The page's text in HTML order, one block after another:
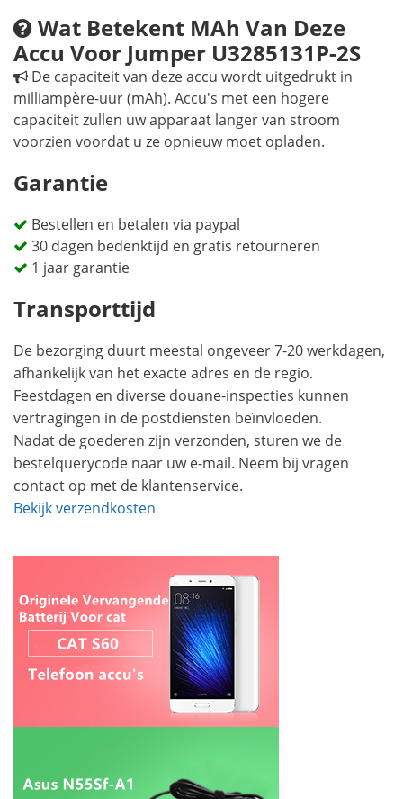
Wat Betekent MAh Van Deze
Accu Voor Jumper U3285131P-2S
De capaciteit van deze accu wordt uitgedrukt in
milliampère-uur (mAh). Accu's met een hogere
capaciteit zullen uw apparaat langer van stroom
voorzien voordat u ze opnieuw moet opladen.
Garantie
Bestellen en betalen via paypal
30 dagen bedenktijd en gratis retourneren
1 jaar garantie
Transporttijd
De bezorging duurt meestal ongeveer 7-20 werkdagen,
afhankelijk van het exacte adres en de regio.
Feestdagen en diverse douane-inspecties kunnen
vertragingen in de postdiensten beïnvloeden.
Nadat de goederen zijn verzonden, sturen we de
bestelquerycode naar uw e-mail. Neem bij vragen
contact op met de klantenservice.
Bekijk verzendkosten